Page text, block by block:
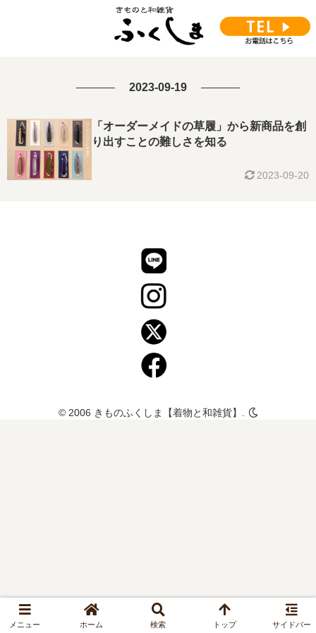
2023-09-19
「オーダーメイドの草履」から新商品を創
り出すことの難しさを知る
2023-09-20
© 2006 きものふくしま【着物と和雑貨】.
メニュー ホーム 検索 トップ サイドバー